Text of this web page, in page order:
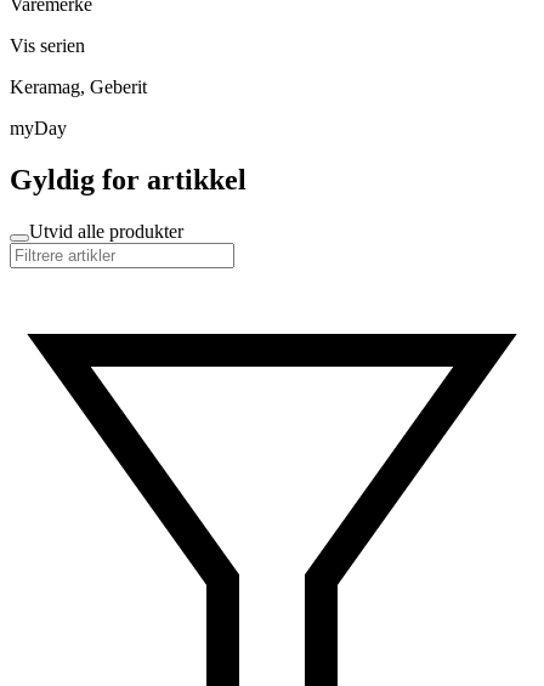
Vis serien
Keramag, Geberit
myDay
Gyldig for artikkel
Utvid alle produkter